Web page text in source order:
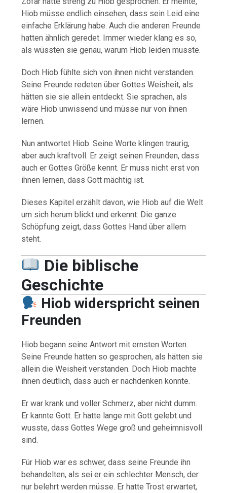
Hiob müsse endlich einsehen, dass sein Leid eine
einfache Erklärung habe. Auch die anderen Freunde
hatten ähnlich geredet. Immer wieder klang es so,
als wüssten sie genau, warum Hiob leiden musste.
Doch Hiob fühlte sich von ihnen nicht verstanden.
Seine Freunde redeten über Gottes Weisheit, als
hätten sie sie allein entdeckt. Sie sprachen, als
wäre Hiob unwissend und müsse nur von ihnen
lernen.
Nun antwortet Hiob. Seine Worte klingen traurig,
aber auch kraftvoll. Er zeigt seinen Freunden, dass
auch er Gottes Größe kennt. Er muss nicht erst von
ihnen lernen, dass Gott mächtig ist.
Dieses Kapitel erzählt davon, wie Hiob auf die Welt
um sich herum blickt und erkennt: Die ganze
Schöpfung zeigt, dass Gottes Hand über allem
steht.
Die biblische
Geschichte
Hiob widerspricht seinen
Freunden
Hiob begann seine Antwort mit ernsten Worten.
Seine Freunde hatten so gesprochen, als hätten sie
allein die Weisheit verstanden. Doch Hiob machte
ihnen deutlich, dass auch er nachdenken konnte.
Er war krank und voller Schmerz, aber nicht dumm.
Er kannte Gott. Er hatte lange mit Gott gelebt und
wusste, dass Gottes Wege groß und geheimnisvoll
sind.
Für Hiob war es schwer, dass seine Freunde ihn
behandelten, als sei er ein schlechter Mensch, der
nur belehrt werden müsse. Er hatte Trost erwartet,